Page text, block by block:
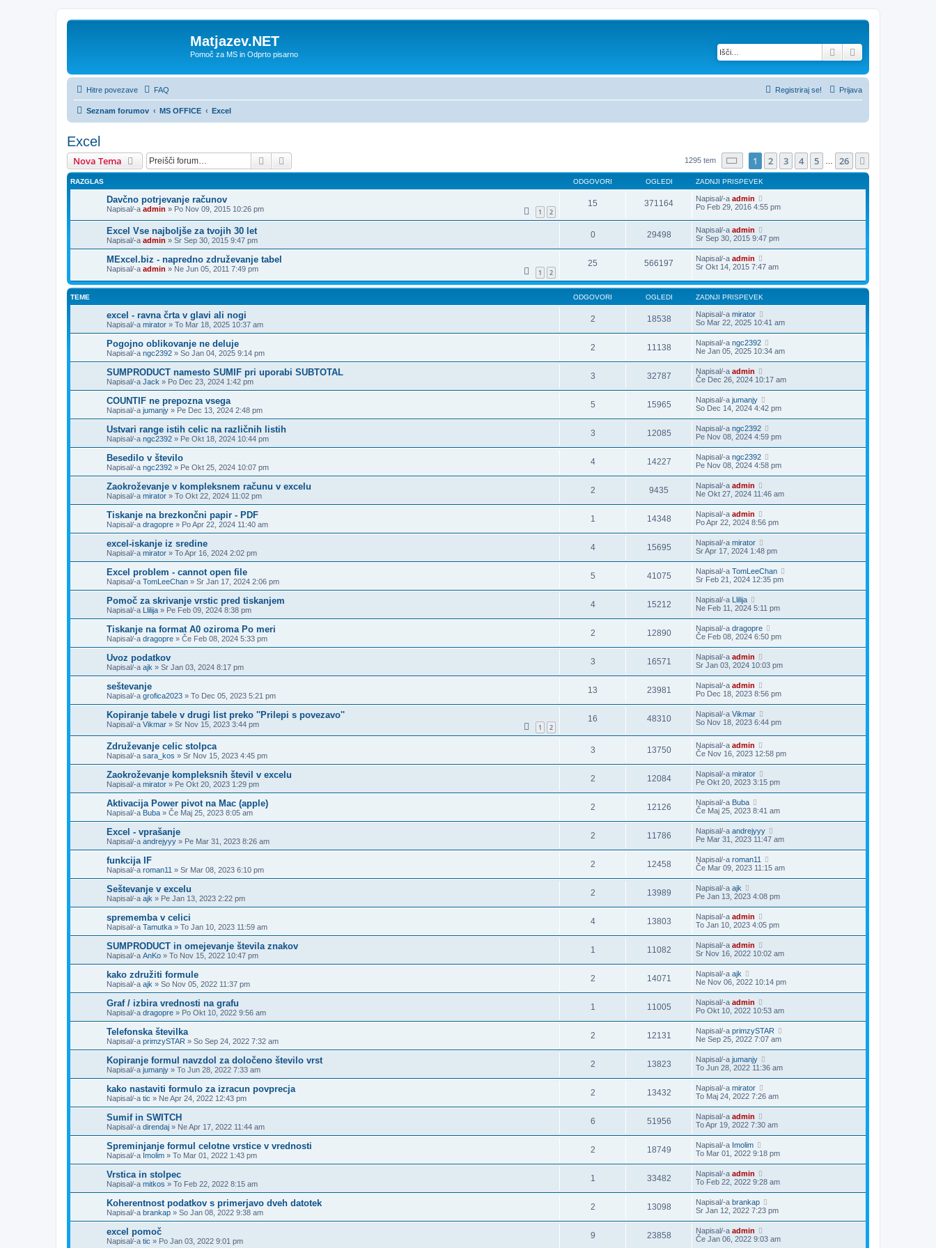
Matjazev.NET
Pomoč za MS in Odprto pisarno Iskanje
Hitre povezave FAQ Prijava
Registriraj se!
Seznam forumov MS OFFICE Excel
Excel
Nova Tema Iskanje 1295 tem Stran 1od26
1 2 3 4 5 26
RAZGLAS ODGOVORI OGLEDI ZADNJI PRISPEVEK
Davčno potrjevanje računov
Napisal/-a admin » Po Nov 09, 2015 10:26 pm 1 2
15 371164 Napisal/-a admin
Po Feb 29, 2016 4:55 pm
Excel Vse najboljše za tvojih 30 let
Napisal/-a admin » Sr Sep 30, 2015 9:47 pm
0 29498 Napisal/-a admin
Sr Sep 30, 2015 9:47 pm
MExcel.biz - napredno združevanje tabel
Napisal/-a admin » Ne Jun 05, 2011 7:49 pm 1 2
25 566197 Napisal/-a admin
Sr Okt 14, 2015 7:47 am
TEME ODGOVORI OGLEDI ZADNJI PRISPEVEK
excel - ravna črta v glavi ali nogi
Napisal/-a mirator » To Mar 18, 2025 10:37 am
2 18538 Napisal/-a mirator
So Mar 22, 2025 10:41 am
Pogojno oblikovanje ne deluje
Napisal/-a ngc2392 » So Jan 04, 2025 9:14 pm
2 11138 Napisal/-a ngc2392
Ne Jan 05, 2025 10:34 am
SUMPRODUCT namesto SUMIF pri uporabi SUBTOTAL
Napisal/-a Jack » Po Dec 23, 2024 1:42 pm
3 32787 Napisal/-a admin
Če Dec 26, 2024 10:17 am
COUNTIF ne prepozna vsega
Napisal/-a jumanjy » Pe Dec 13, 2024 2:48 pm
5 15965 Napisal/-a jumanjy
So Dec 14, 2024 4:42 pm
Ustvari range istih celic na različnih listih
Napisal/-a ngc2392 » Pe Okt 18, 2024 10:44 pm
3 12085 Napisal/-a ngc2392
Pe Nov 08, 2024 4:59 pm
Besedilo v število
Napisal/-a ngc2392 » Pe Okt 25, 2024 10:07 pm
4 14227 Napisal/-a ngc2392
Pe Nov 08, 2024 4:58 pm
Zaokroževanje v kompleksnem računu v excelu
Napisal/-a mirator » To Okt 22, 2024 11:02 pm
2 9435 Napisal/-a admin
Ne Okt 27, 2024 11:46 am
Tiskanje na brezkončni papir - PDF
Napisal/-a dragopre » Po Apr 22, 2024 11:40 am
1 14348 Napisal/-a admin
Po Apr 22, 2024 8:56 pm
excel-iskanje iz sredine
Napisal/-a mirator » To Apr 16, 2024 2:02 pm
4 15695 Napisal/-a mirator
Sr Apr 17, 2024 1:48 pm
Excel problem - cannot open file
Napisal/-a TomLeeChan » Sr Jan 17, 2024 2:06 pm
5 41075 Napisal/-a TomLeeChan
Sr Feb 21, 2024 12:35 pm
Pomoč za skrivanje vrstic pred tiskanjem
Napisal/-a Llilija » Pe Feb 09, 2024 8:38 pm
4 15212 Napisal/-a Llilija
Ne Feb 11, 2024 5:11 pm
Tiskanje na format A0 oziroma Po meri
Napisal/-a dragopre » Če Feb 08, 2024 5:33 pm
2 12890 Napisal/-a dragopre
Če Feb 08, 2024 6:50 pm
Uvoz podatkov
Napisal/-a ajk » Sr Jan 03, 2024 8:17 pm
3 16571 Napisal/-a admin
Sr Jan 03, 2024 10:03 pm
seštevanje
Napisal/-a grofica2023 » To Dec 05, 2023 5:21 pm
13 23981 Napisal/-a admin
Po Dec 18, 2023 8:56 pm
Kopiranje tabele v drugi list preko ''Prilepi s povezavo''
Napisal/-a Vikmar » Sr Nov 15, 2023 3:44 pm 1 2
16 48310 Napisal/-a Vikmar
So Nov 18, 2023 6:44 pm
Združevanje celic stolpca
Napisal/-a sara_kos » Sr Nov 15, 2023 4:45 pm
3 13750 Napisal/-a admin
Če Nov 16, 2023 12:58 pm
Zaokroževanje kompleksnih števil v excelu
Napisal/-a mirator » Pe Okt 20, 2023 1:29 pm
2 12084 Napisal/-a mirator
Pe Okt 20, 2023 3:15 pm
Aktivacija Power pivot na Mac (apple)
Napisal/-a Buba » Če Maj 25, 2023 8:05 am
2 12126 Napisal/-a Buba
Če Maj 25, 2023 8:41 am
Excel - vprašanje
Napisal/-a andrejyyy » Pe Mar 31, 2023 8:26 am
2 11786 Napisal/-a andrejyyy
Pe Mar 31, 2023 11:47 am
funkcija IF
Napisal/-a roman11 » Sr Mar 08, 2023 6:10 pm
2 12458 Napisal/-a roman11
Če Mar 09, 2023 11:15 am
Seštevanje v excelu
Napisal/-a ajk » Pe Jan 13, 2023 2:22 pm
2 13989 Napisal/-a ajk
Pe Jan 13, 2023 4:08 pm
sprememba v celici
Napisal/-a Tamutka » To Jan 10, 2023 11:59 am
4 13803 Napisal/-a admin
To Jan 10, 2023 4:05 pm
SUMPRODUCT in omejevanje števila znakov
Napisal/-a AnKo » To Nov 15, 2022 10:47 pm
1 11082 Napisal/-a admin
Sr Nov 16, 2022 10:02 am
kako združiti formule
Napisal/-a ajk » So Nov 05, 2022 11:37 pm
2 14071 Napisal/-a ajk
Ne Nov 06, 2022 10:14 pm
Graf / izbira vrednosti na grafu
Napisal/-a dragopre » Po Okt 10, 2022 9:56 am
1 11005 Napisal/-a admin
Po Okt 10, 2022 10:53 am
Telefonska številka
Napisal/-a primzySTAR » So Sep 24, 2022 7:32 am
2 12131 Napisal/-a primzySTAR
Ne Sep 25, 2022 7:07 am
Kopiranje formul navzdol za določeno število vrst
Napisal/-a jumanjy » To Jun 28, 2022 7:33 am
2 13823 Napisal/-a jumanjy
To Jun 28, 2022 11:36 am
kako nastaviti formulo za izracun povprecja
Napisal/-a tic » Ne Apr 24, 2022 12:43 pm
2 13432 Napisal/-a mirator
To Maj 24, 2022 7:26 am
Sumif in SWITCH
Napisal/-a direndaj » Ne Apr 17, 2022 11:44 am
6 51956 Napisal/-a admin
To Apr 19, 2022 7:30 am
Spreminjanje formul celotne vrstice v vrednosti
Napisal/-a Imolim » To Mar 01, 2022 1:43 pm
2 18749 Napisal/-a Imolim
To Mar 01, 2022 9:18 pm
Vrstica in stolpec
Napisal/-a mitkos » To Feb 22, 2022 8:15 am
1 33482 Napisal/-a admin
To Feb 22, 2022 9:28 am
Koherentnost podatkov s primerjavo dveh datotek
Napisal/-a brankap » So Jan 08, 2022 9:38 am
2 13098 Napisal/-a brankap
Sr Jan 12, 2022 7:23 pm
excel pomoč
Napisal/-a tic » Po Jan 03, 2022 9:01 pm
9 23858 Napisal/-a admin
Če Jan 06, 2022 9:03 am